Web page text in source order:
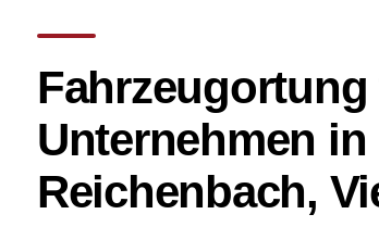
Unternehmen in
Reichenbach,